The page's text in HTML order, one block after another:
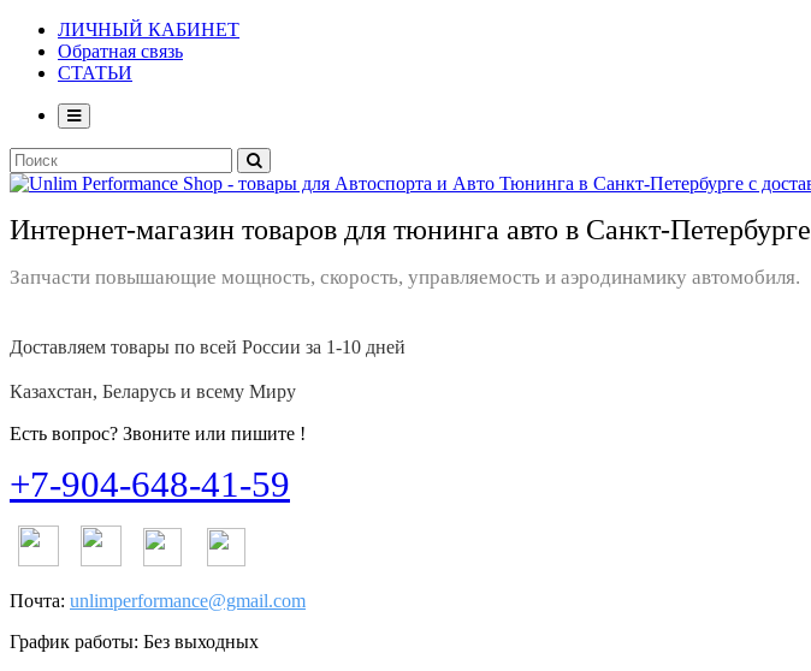
ЛИЧНЫЙ КАБИНЕТ
Обратная связь
СТАТЬИ
Интернет-магазин товаров для тюнинга авто в Санкт-Петербурге
Запчасти повышающие мощность, скорость, управляемость и аэродинамику автомобиля.
Доставляем товары по всей России за 1-10 дней
Казахстан, Беларусь и всему Миру
Есть вопрос? Звоните или пишите !
+7-904-648-41-59
Почта: unlimperformance@gmail.com
График работы: Без выходных